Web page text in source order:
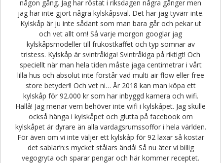
någon gång. Jag har röstat i riksdagen några gånger men
jag har inte gjort några kylskåpsval. Det har jag tyvärr inte.
Kylskåp är ju inte sådant som man bara går och pekar ut
och vet allt om! Så varje morgon googlar jag
kylskåpsmodeller till frukostkaffet och typ somnar av
tristess. Kylskåp är svintråkiga! Svintråkiga på riktigt! Och
speciellt när man hela tiden måste jaga centimetrar i vårt
lilla hus och absolut inte förstår vad multi air flow eller free
store betyder!! Och vet ni… År 2018 kan man köpa ett
kylskåp för 92.000 kr som har inbyggd kamera och wifi.
Hallå! Jag menar vem behöver inte wifi i kylskåpet. Jag skulle
också hänga i kylskåpet och glutta på facebook om
kylskåpet är dyrare än alla vardagsrumssoffor i hela världen.
För även om vi inte väljer ett kylskåp för 92 laxar så kostar
det sablar’n:s mycket stålars ändå! Så nu äter vi billig
vegogryta och sparar pengar och här kommer receptet.